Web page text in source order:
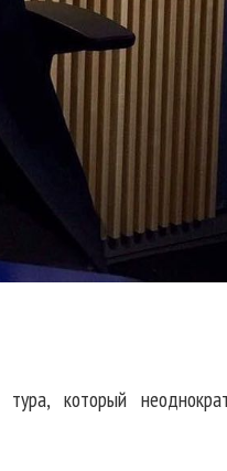
который